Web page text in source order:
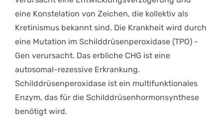
eine Konstelation von Zeichen, die kollektiv als
Kretinismus bekannt sind. Die Krankheit wird durch
eine Mutation im Schilddrüsenperoxidase (TPO) -
Gen verursacht. Das erbliche CHG ist eine
autosomal-rezessive Erkrankung.
Schilddrüsenperoxidase ist ein multifunktionales
Enzym, das für die Schilddrüsenhormonsynthese
benötigt wird.